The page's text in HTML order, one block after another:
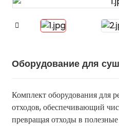
Оборудование для
Комплект оборудования для
отходов, обеспечивающий
превращая отходы в